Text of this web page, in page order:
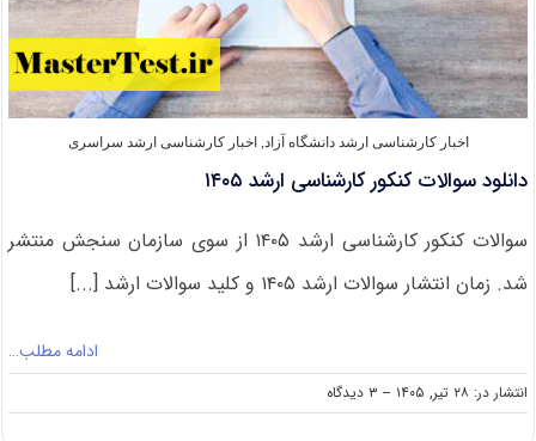
اخبار کارشناسی ارشد دانشگاه آزاد, اخبار کارشناسی ارشد سراسری
دانلود سوالات کنکور کارشناسی ارشد ۱۴۰۵
سوالات کنکور کارشناسی ارشد ۱۴۰۵ از سوی سازمان سنجش منتشر
شد. زمان انتشار سوالات ارشد ۱۴۰۵ و کلید سوالات ارشد [...]
ادامه مطلب…
انتشار در: ۲۸ تیر, ۱۴۰۵ -- ۳ دیدگاه
on
دانلود